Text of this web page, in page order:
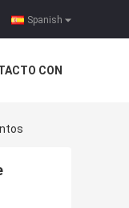
Spanish
CON